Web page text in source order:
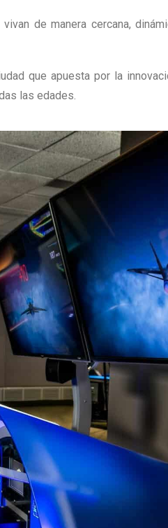
de manera cercana,
que apuesta por la
las edades.